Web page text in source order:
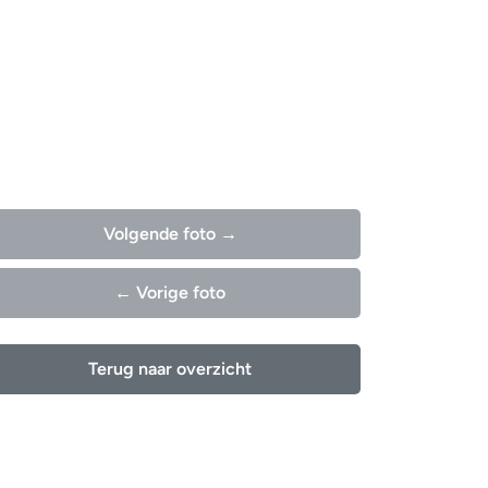
Volgende foto →
← Vorige foto
Terug naar overzicht